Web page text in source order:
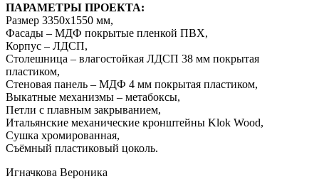
ПАРАМЕТРЫ ПРОЕКТА:
Размер 3350х1550 мм,
Фасады – МДФ покрытые пленкой ПВХ,
Корпус – ЛДСП,
Столешница – влагостойкая ЛДСП 38 мм покрытая
пластиком,
Стеновая панель – МДФ 4 мм покрытая пластиком,
Выкатные механизмы – метабоксы,
Петли с плавным закрыванием,
Итальянские механические кронштейны Klok Wood,
Сушка хромированная,
Съёмный пластиковый цоколь.
Игначкова Вероника